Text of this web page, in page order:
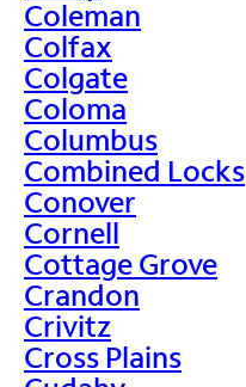
Coleman
Colfax
Colgate
Coloma
Columbus
Combined Locks
Conover
Cornell
Cottage Grove
Crandon
Crivitz
Cross Plains